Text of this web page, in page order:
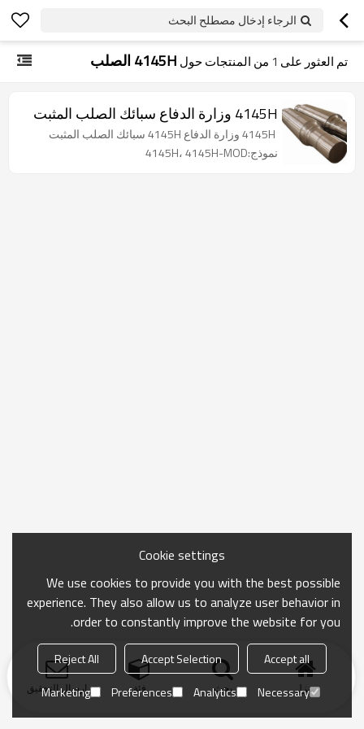
الرجاء إدخال مصطلح البحث
تم العثور على 1 من المنتجات حول 4145H الصلب
4145H وزارة الدفاع سبائك الصلب المثبت
نموذج:4145H، 4145H-MOD
منزل بحث فئة ارسال التحقيق
Cookie settings
We use cookies to provide you with the best possible
experience. They also allow us to analyze user behavior in
order to constantly improve the website for you.
Accept all
Accept Selection
Reject All
Necessary
Analytics
Preferences
Marketing